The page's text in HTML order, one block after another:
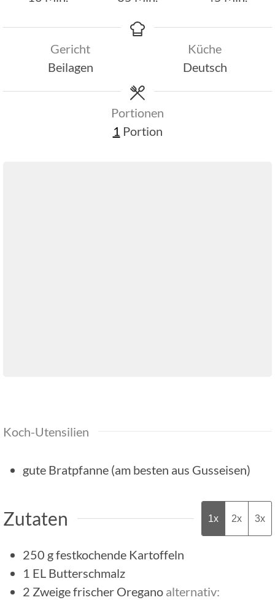
Gericht
Beilagen
Küche
Deutsch
Portionen
1 Portion
Koch-Utensilien
gute Bratpfanne (am besten aus Gusseisen)
Zutaten 1x 2x 3x
250 gfestkochende Kartoffeln
1 EL Butterschmalz
2 Zweigefrischer Oregano alternativ: